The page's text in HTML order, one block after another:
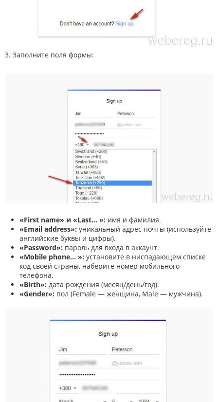
3. Заполните поля формы:
«First name» и «Last… »: имя и фамилия.
«Email address»: уникальный адрес почты (используйте
английские буквы и цифры).
«Password»: пароль для входа в аккаунт.
«Mobile phone… »: установите в ниспадающем списке
код своей страны, наберите номер мобильного
телефона.
«Birth»: дата рождения (месяц/день/год).
«Gender»: пол (Female — женщина, Male — мужчина).